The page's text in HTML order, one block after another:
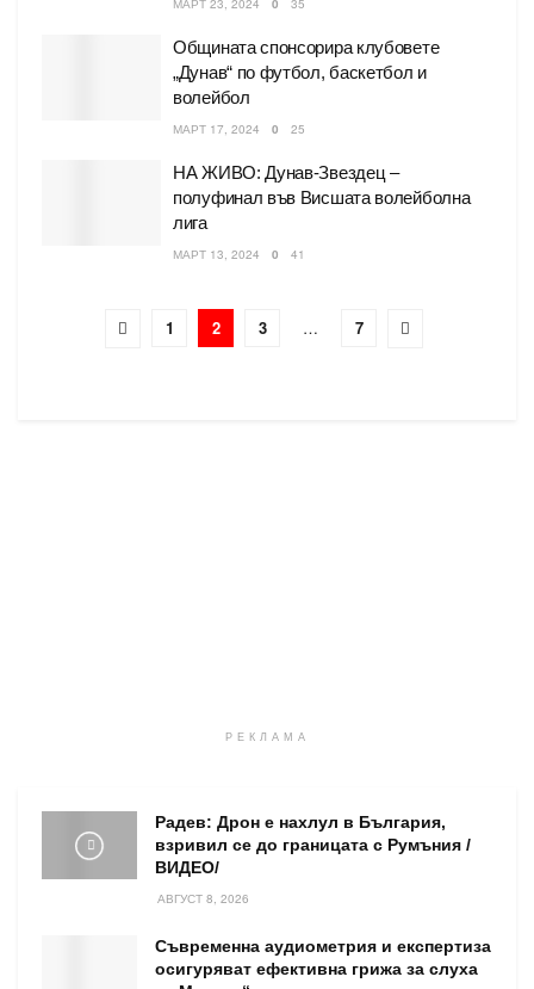
МАРТ 23, 2024 0 35
Общината спонсорира клубовете
„Дунав“ по футбол, баскетбол и
волейбол
МАРТ 17, 2024 0 25
НА ЖИВО: Дунав-Звездец –
полуфинал във Висшата волейболна
лига
МАРТ 13, 2024 0 41
1 2 3 … 7
РЕКЛАМА
Радев: Дрон е нахлул в България,
взривил се до границата с Румъния /
ВИДЕО/
АВГУСТ 8, 2026
Съвременна аудиометрия и експертиза
осигуряват ефективна грижа за слуха